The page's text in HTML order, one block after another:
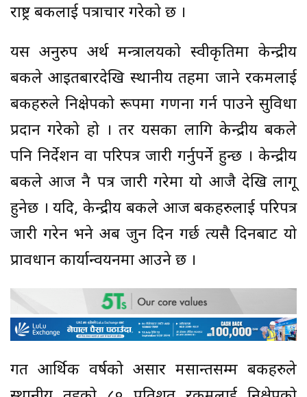
राष्ट्र बैंकलाई पत्राचार गरेको छ ।
यस अनुरुप अर्थ मन्त्रालयको स्वीकृतिमा केन्द्रीय
बैंकले आइतबारदेखि स्थानीय तहमा जाने रकमलाई
बैंकहरुले निक्षेपको रूपमा गणना गर्न पाउने सुविधा
प्रदान गरेको हो । तर यसका लागि केन्द्रीय बैंकले
पनि निर्देशन वा परिपत्र जारी गर्नुपर्ने हुन्छ । केन्द्रीय
बैंकले आज नै पत्र जारी गरेमा यो आजै देखि लागू
हुनेछ । यदि, केन्द्रीय बैंकले आज बैंकहरुलाई परिपत्र
जारी गरेन भने अब जुन दिन गर्छ त्यसै दिनबाट यो
प्रावधान कार्यान्वयनमा आउने छ ।
गत आर्थिक वर्षको असार मसान्तसम्म बैंकहरुले